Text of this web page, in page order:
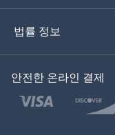
Türkçe
Polski
법률 정보
안전한 온라인 결제